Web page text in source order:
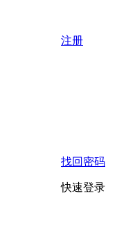
注册
找回密码
快速登录